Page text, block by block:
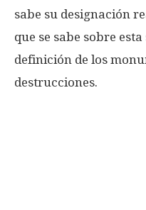
sabe su designación
que se sabe sobre
definición de los
destrucciones.